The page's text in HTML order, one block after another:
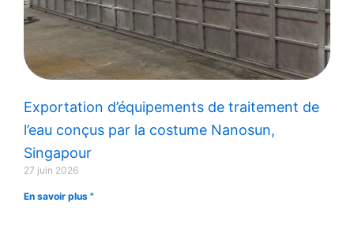
Exportation d’équipements de traitement de
l’eau conçus par la costume Nanosun,
Singapour
27 juin 2026
En savoir plus "